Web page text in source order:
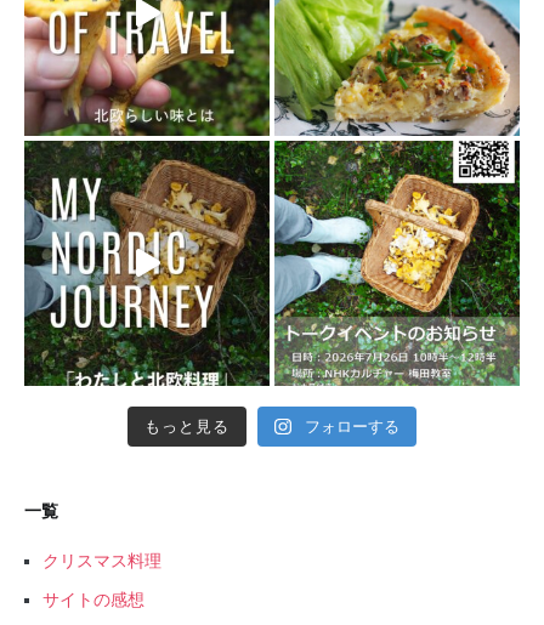
もっと見る フォローする
一覧
クリスマス料理
サイトの感想